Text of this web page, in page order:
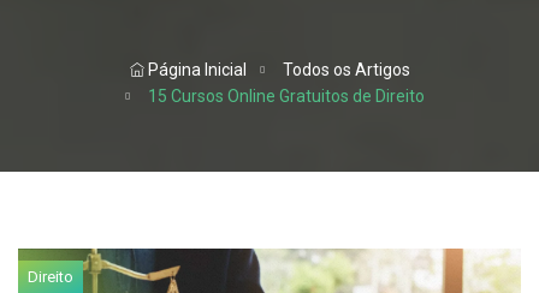
Página Inicial
Todos os Artigos
15 Cursos Online Gratuitos de Direito
Direito